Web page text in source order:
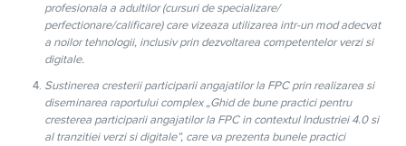
profesionala a adultilor (cursuri de specializare/
perfectionare/calificare) care vizeaza utilizarea intr-un mod adecvat
a noilor tehnologii, inclusiv prin dezvoltarea competentelor verzi si
digitale.
Sustinerea cresterii participarii angajatilor la FPC prin realizarea si
diseminarea raportului complex „Ghid de bune practici pentru
cresterea participarii angajatilor la FPC in contextul Industriei 4.0 si
al tranzitiei verzi si digitale”, care va prezenta bunele practici